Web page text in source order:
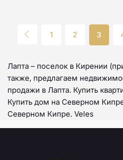
1 2 3
Лапта – поселок в Кирении
также, предлагаем
продажи в Лапта. Купить
Купить дом на Северном
Северном Кипре. Veles